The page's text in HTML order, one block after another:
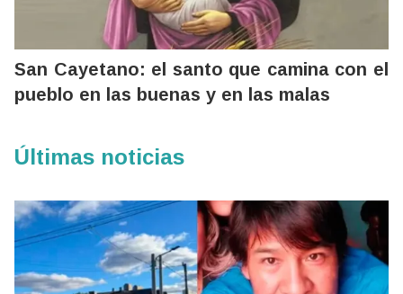
San Cayetano: el santo que camina con el
pueblo en las buenas y en las malas
Últimas noticias